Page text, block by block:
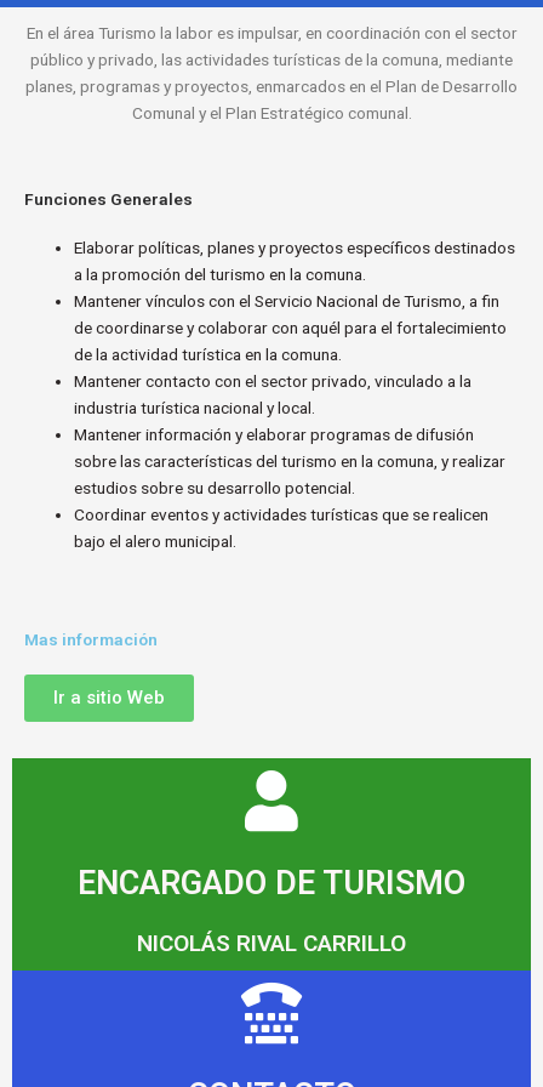
En el área Turismo la labor es impulsar, en coordinación con el sector
público y privado, las actividades turísticas de la comuna, mediante
planes, programas y proyectos, enmarcados en el Plan de Desarrollo
Comunal y el Plan Estratégico comunal.
Funciones Generales
Elaborar políticas, planes y proyectos específicos destinados
a la promoción del turismo en la comuna.
Mantener vínculos con el Servicio Nacional de Turismo, a fin
de coordinarse y colaborar con aquél para el fortalecimiento
de la actividad turística en la comuna.
Mantener contacto con el sector privado, vinculado a la
industria turística nacional y local.
Mantener información y elaborar programas de difusión
sobre las características del turismo en la comuna, y realizar
estudios sobre su desarrollo potencial.
Coordinar eventos y actividades turísticas que se realicen
bajo el alero municipal.
Mas información
Ir a sitio Web
ENCARGADO DE TURISMO
NICOLÁS RIVAL CARRILLO